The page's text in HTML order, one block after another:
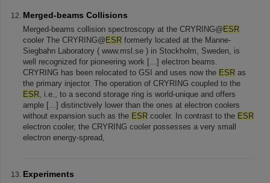
Merged-beams Collisions
Merged-beams collision spectroscopy at the CRYRING@ ESR
cooler The CRYRING@ ESR formerly located at the Manne-
Siegbahn Laboratory ( www.msl.se ) in Stockholm, Sweden, is
well recognized for pioneering work [...] electron beams.
CRYRING has been relocated to GSI and uses now the ESR as
the primary injector. The operation of CRYRING coupled to the
ESR, i.e., to a second storage ring is world-unique and offers
ample [...] distinctively lower than the ones at electron coolers
without expansion such as the ESR cooler. In contrast to the ESR
electron cooler, the CRYRING cooler possesses a very small
electron energy-spread,
Experiments